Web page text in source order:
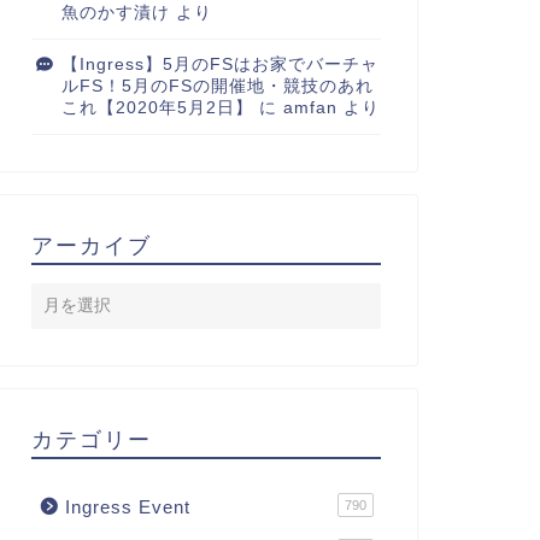
魚のかす漬け より
【Ingress】5月のFSはお家でバーチャ
ルFS！5月のFSの開催地・競技のあれ
これ【2020年5月2日】
に amfan より
アーカイブ
カテゴリー
Ingress Event 790